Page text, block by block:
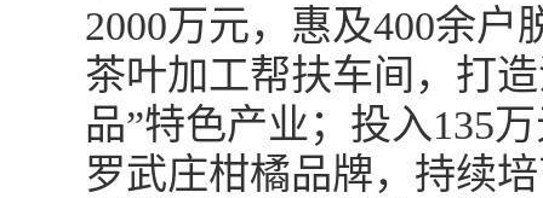
2000万元，惠及400余
茶叶加工帮扶车间，打
品”特色产业；投入135
罗武庄柑橘品牌，持续